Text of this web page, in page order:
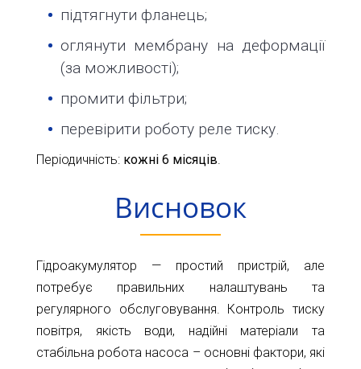
підтягнути фланець;
оглянути мембрану на деформації
(за можливості);
промити фільтри;
перевірити роботу реле тиску.
Періодичність: кожні 6 місяців.
Висновок
Гідроакумулятор — простий пристрій, але
потребує правильних налаштувань та
регулярного обслуговування. Контроль тиску
повітря, якість води, надійні матеріали та
стабільна робота насоса – основні фактори, які